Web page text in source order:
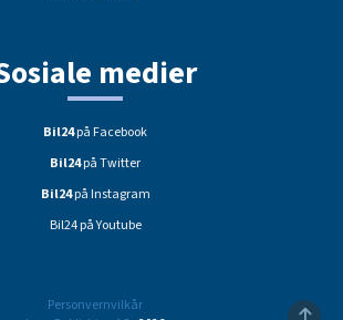
medier
Bil24på Facebook
Bil24på Twitter
Bil24på Instagram
Bil24 på Youtube
Personvernvilkår